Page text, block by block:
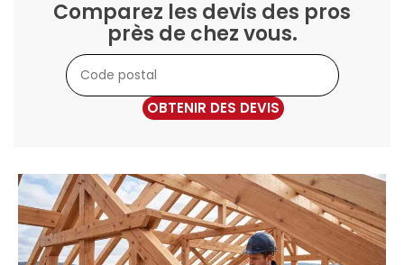
Comparez les devis des pros
près de chez vous.
OBTENIR DES DEVIS